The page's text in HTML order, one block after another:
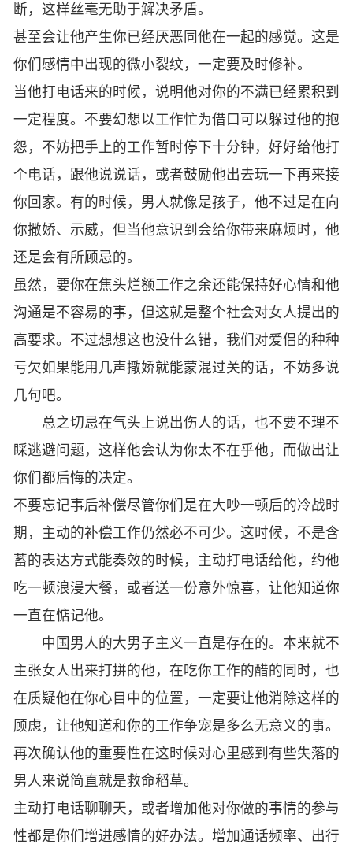
断，这样丝毫无助于解决矛盾。
甚至会让他产生你已经厌恶同他在一起的感觉。这是
你们感情中出现的微小裂纹，一定要及时修补。
当他打电话来的时候，说明他对你的不满已经累积到
一定程度。不要幻想以工作忙为借口可以躲过他的抱
怨，不妨把手上的工作暂时停下十分钟，好好给他打
个电话，跟他说说话，或者鼓励他出去玩一下再来接
你回家。有的时候，男人就像是孩子，他不过是在向
你撒娇、示威，但当他意识到会给你带来麻烦时，他
还是会有所顾忌的。
虽然，要你在焦头烂额工作之余还能保持好心情和他
沟通是不容易的事，但这就是整个社会对女人提出的
高要求。不过想想这也没什么错，我们对爱侣的种种
亏欠如果能用几声撒娇就能蒙混过关的话，不妨多说
几句吧。
总之切忌在气头上说出伤人的话，也不要不理不
睬逃避问题，这样他会认为你太不在乎他，而做出让
你们都后悔的决定。
不要忘记事后补偿尽管你们是在大吵一顿后的冷战时
期，主动的补偿工作仍然必不可少。这时候，不是含
蓄的表达方式能奏效的时候，主动打电话给他，约他
吃一顿浪漫大餐，或者送一份意外惊喜，让他知道你
一直在惦记他。
中国男人的大男子主义一直是存在的。本来就不
主张女人出来打拼的他，在吃你工作的醋的同时，也
在质疑他在你心目中的位置，一定要让他消除这样的
顾虑，让他知道和你的工作争宠是多么无意义的事。
再次确认他的重要性在这时候对心里感到有些失落的
男人来说简直就是救命稻草。
主动打电话聊聊天，或者增加他对你做的事情的参与
性都是你们增进感情的好办法。增加通话频率、出行